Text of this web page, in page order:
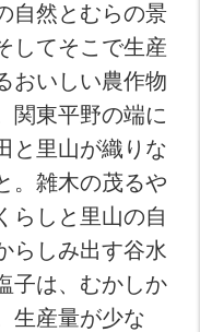
自然とむらの景
してそこで生産
おいしい農作物
関東平野の端に
と里山が織りな
。雑木の茂るや
らしと里山の自
らしみ出す谷水
子は、むかしか
生産量が少な